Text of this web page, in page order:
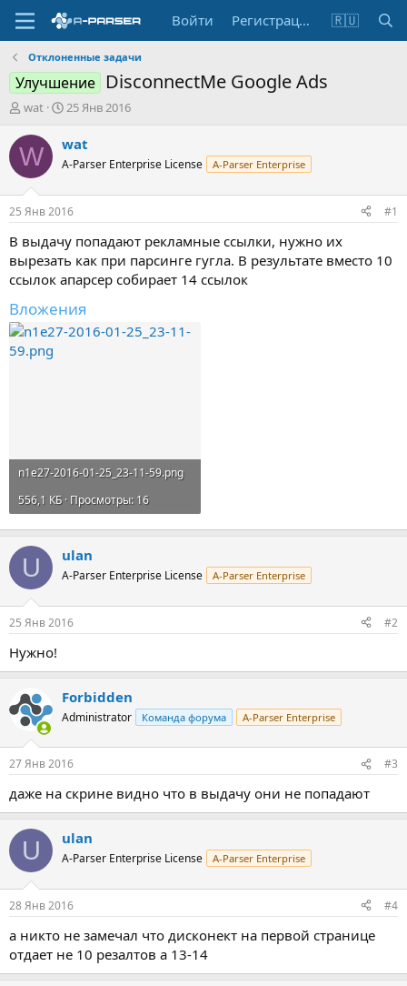
Войти Регистрация 🇷🇺
Отклоненные задачи
Улучшение DisconnectMe Google Ads
А
т
о
т
е
м
ы
wat
Д
т
н
ч
а
л
а
25 Янв 2016
W wat
A-Parser Enterprise License A-Parser Enterprise
25 Янв 2016 #1
В выдачу попадают рекламные ссылки, нужно их
вырезать как при парсинге гугла. В результате вместо 10
ссылок апарсер собирает 14 ссылок
Вложения
n1e27-2016-01-25_23-11-59.png
556,1 КБ · Просмотры: 16
U ulan
A-Parser Enterprise License A-Parser Enterprise
25 Янв 2016 #2
Нужно!
Forbidden
Administrator Команда форума A-Parser Enterprise
27 Янв 2016 #3
даже на скрине видно что в выдачу они не попадают
U ulan
A-Parser Enterprise License A-Parser Enterprise
28 Янв 2016 #4
а никто не замечал что дисконект на первой странице
отдает не 10 резалтов а 13-14